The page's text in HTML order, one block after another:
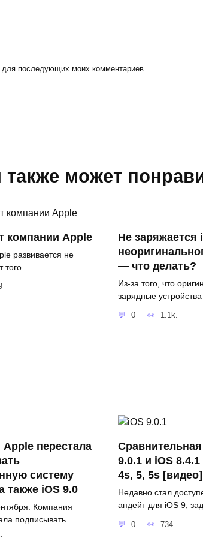
последующих моих комментариев.
может
компании Apple
развивается не
того
Не заряжается
— что делать?
Из-за того, что
зарядные
0 1.1k.
перестала
систему
также iOS 9.0
Компания
подписывать
9.0.1 и iOS
4s, 5, 5s [видео]
Недавно стал
апдейт для iOS 9,
0 734